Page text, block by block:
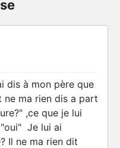
dis à mon père que
ne ma rien dis a part
,ce que je lui
Je lui ai
Il ne ma rien dit